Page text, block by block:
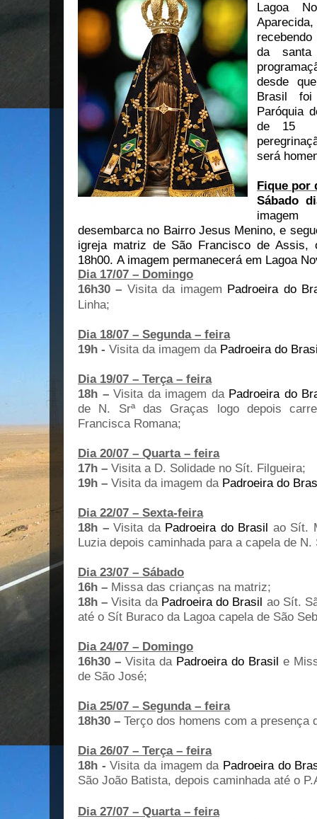
Lagoa
da
desde
Brasil
Paróquia
de 15
será
Fique por
Sábado
desembarca no Bairro Jesus Menino, e
igreja matriz de São Francisco de Assis,
18h00. A imagem permanecerá em Lagoa
Dia 17/07 – Domingo
16h30 – Visita da imagem Padroeira do
Linha;
Dia 18/07 – Segunda – feira
19h - Visita da imagem da Padroeira do
Dia 19/07 – Terça – feira
18h –Visita da imagem da Padroeira do
de N. Srª das Graças logo depois
Francisca Romana;
Dia 20/07 – Quarta – feira
17h – Visita a D. Solidade no Sít. Filgueira;
19h – Visita da imagem da Padroeira do
Dia 22/07 – Sexta-feira
18h –Visita da Padroeira do Brasil ao Sít.
Luzia depois caminhada para a capela de
Dia 23/07 – Sábado
16h – Missa das crianças na matriz;
18h – Visita da Padroeira do Brasil ao Sít.
até o Sít Buraco da Lagoa capela de São
Dia 24/07 – Domingo
16h30 – Visita da Padroeira do Brasil e
de São José;
Dia 25/07 – Segunda – feira
18h30 – Terço dos homens com a presença
Dia 26/07 – Terça – feira
18h - Visita da imagemda Padroeira do
São João Batista, depois caminhada até o
Dia 27/07 – Quarta – feira